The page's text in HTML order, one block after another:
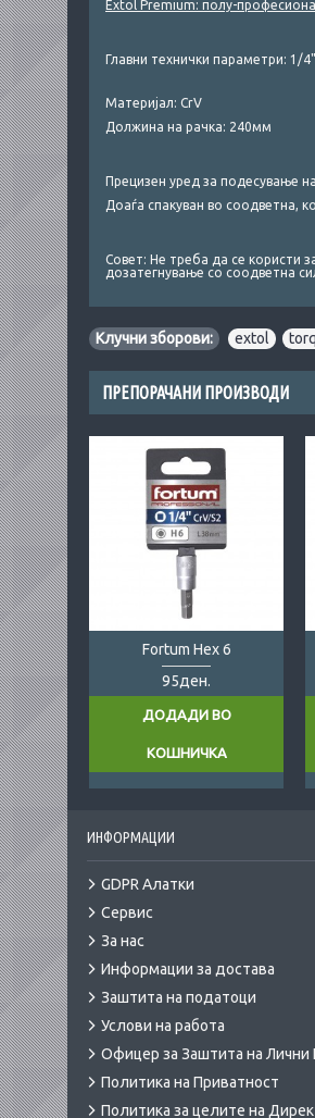
Extol Premium: полу-
Главни технички параметри: 1/
Материјал: CrV
Должина на рачка: 240мм
Прецизен уред за подесување
Доаѓа спакуван во соодветна,
Совет: Не треба да се користи
дозатегнување со соодветна
Клучни зборови: extol
ПРЕПОРАЧАНИ ПРОИЗВОДИ
Fortum Hex 6
95ден.
ДОДАДИ ВО
КОШНИЧКА
ИНФОРМАЦИИ
GDPR Алатки
Сервис
За нас
Информации за достава
Заштита на податоци
Услови на работа
Офицер за Заштита на Лични
Политика на Приватност
Политика за целите на